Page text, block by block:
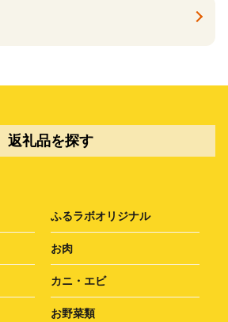
返礼品を探す
ふるラボオリジナル
お肉
カニ・エビ
お野菜類